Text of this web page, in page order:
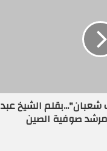
شعبان"...بقلم الشيخ عبد
صوفية الصين